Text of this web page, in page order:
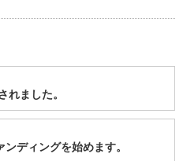
ました。
ディングを始めます。